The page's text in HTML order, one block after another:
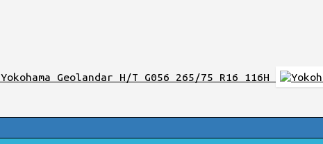
Yokohama Geolandar H/T G056 265/75 R16 116H